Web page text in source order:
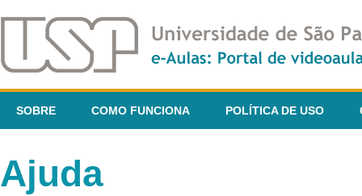
SOBRE COMO FUNCIONA POLÍTICA DE USO
Ajuda